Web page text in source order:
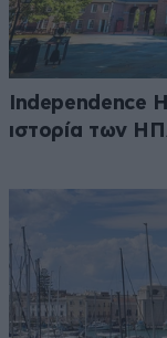
Independence
ιστορία των